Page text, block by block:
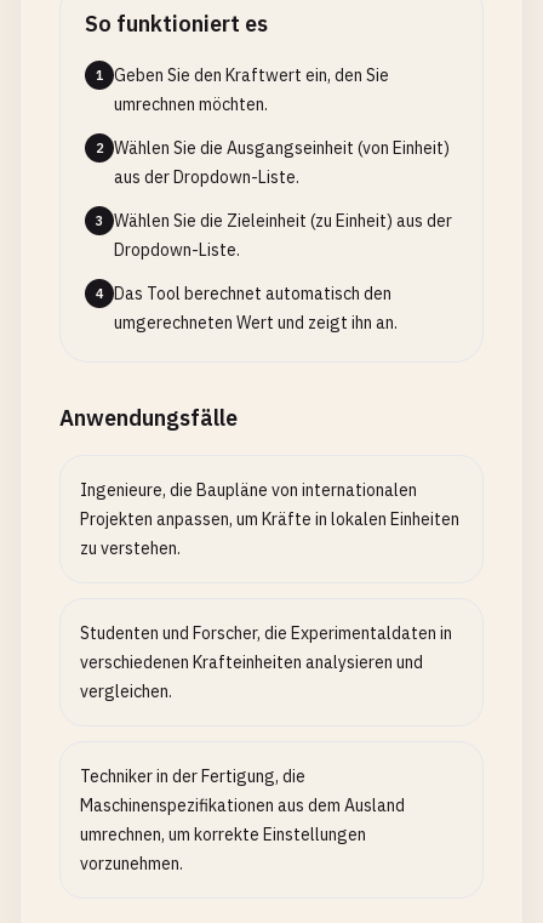
So funktioniert es
1
Geben Sie den Kraftwert ein, den Sie
umrechnen möchten.
2
Wählen Sie die Ausgangseinheit (von Einheit)
aus der Dropdown-Liste.
3
Wählen Sie die Zieleinheit (zu Einheit) aus der
Dropdown-Liste.
4
Das Tool berechnet automatisch den
umgerechneten Wert und zeigt ihn an.
Anwendungsfälle
Ingenieure, die Baupläne von internationalen
Projekten anpassen, um Kräfte in lokalen Einheiten
zu verstehen.
Studenten und Forscher, die Experimentaldaten in
verschiedenen Krafteinheiten analysieren und
vergleichen.
Techniker in der Fertigung, die
Maschinenspezifikationen aus dem Ausland
umrechnen, um korrekte Einstellungen
vorzunehmen.